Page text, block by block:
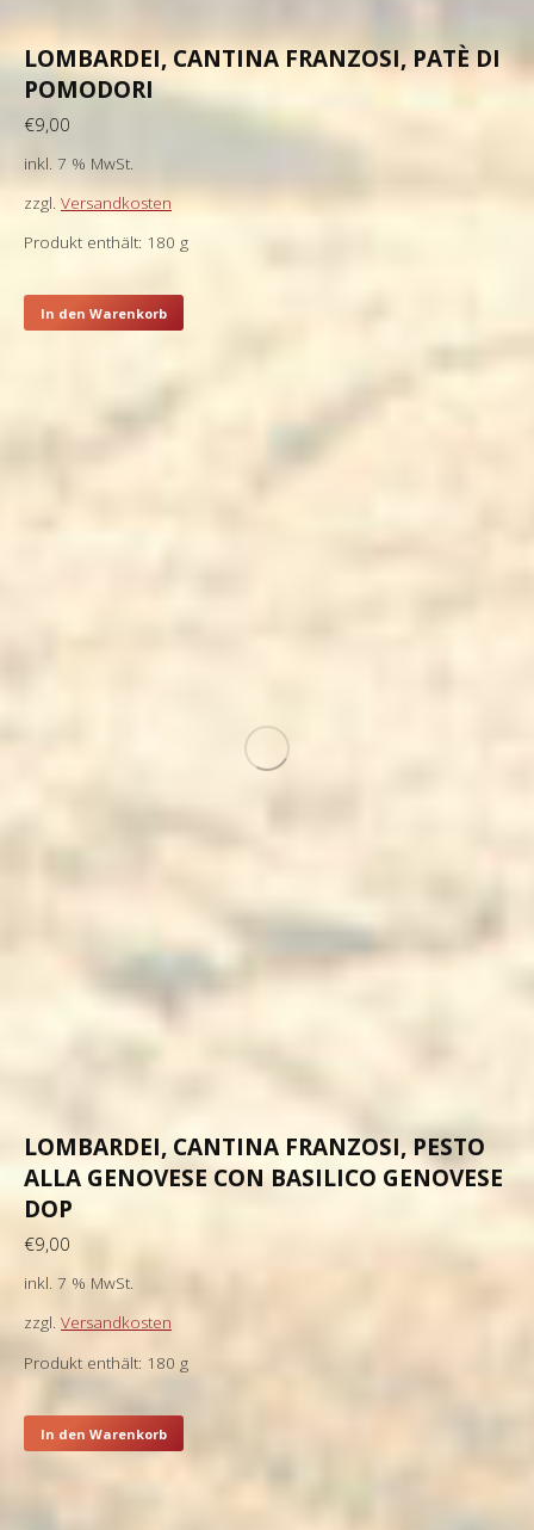
LOMBARDEI, CANTINA FRANZOSI, PATÈ DI
POMODORI
€9,00
inkl. 7 % MwSt.
zzgl. Versandkosten
Produkt enthält: 180 g
In den Warenkorb
LOMBARDEI, CANTINA FRANZOSI, PESTO
ALLA GENOVESE CON BASILICO GENOVESE
DOP
€9,00
inkl. 7 % MwSt.
zzgl. Versandkosten
Produkt enthält: 180 g
In den Warenkorb